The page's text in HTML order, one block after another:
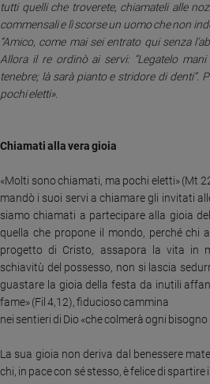
Santi
Devozione
Parola
Santo
giorno
Società
valori
Ambiente
e
Creato
Volontariato
Aziende
di
tutti quelli che troverete, chiamateli alle
commensali e lì scorse un uomo che non
“Amico, come mai sei entrato qui senza
Allora il re ordinò ai servi: “Legatelo
tenebre; là sarà pianto e stridore di denti”.
pochi eletti».
Chiamati alla vera gioia
«Molti sono chiamati, ma pochi eletti» (Mt
mandò i suoi servi a chiamare gli invitati
siamo chiamati a partecipare alla gioia
quella che propone il mondo, perché chi
progetto di Cristo, assapora la vita in
schiavitù del possesso, non si lascia
guastare la gioia della festa da inutili
fame» (Fil 4,12), fiducioso cammina
nei sentieri di Dio «che colmerà ogni bisogno
La sua gioia non deriva dal benessere
chi, in pace con sé stesso, è felice di